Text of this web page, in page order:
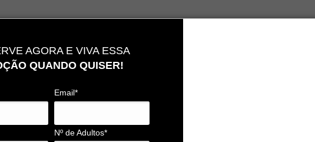
AGORA E VIVA ESSA
QUANDO QUISER!
Email*
Nº de Adultos*
e 6 de janeiro, caso deseje
consulte-nos.